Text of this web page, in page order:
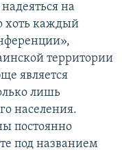
на
хоть каждый
территории
является
лишь
населения.
постоянно
под названием